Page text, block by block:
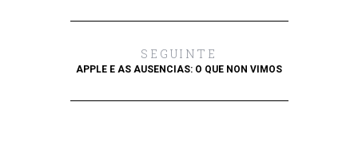
SEGUINTE
APPLE E AS AUSENCIAS: O QUE NON VIMOS